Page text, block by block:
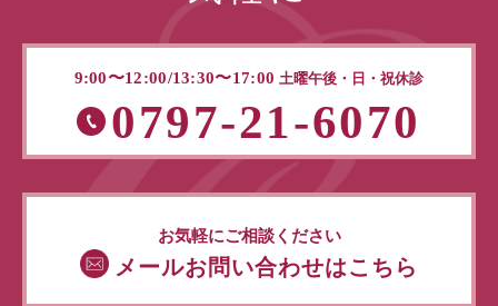
9:00〜12:00/13:30〜17:00 土曜午後・日・祝休診
0797-21-6070
お気軽にご相談ください
メールお問い合わせはこちら